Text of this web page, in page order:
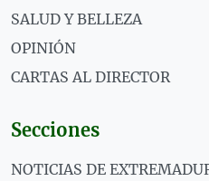
SALUD Y BELLEZA
OPINIÓN
CARTAS AL DIRECTOR
Secciones
NOTICIAS DE